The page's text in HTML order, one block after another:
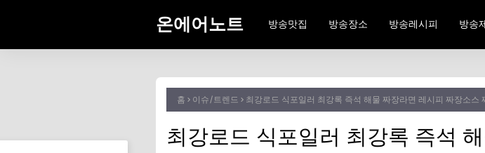
온에어노트 방송맛집 방송장소 방송레시피 방송
홈 이슈/트렌드 최강로드 식포일러 최강록 즉석 해물 짜장라면 레시피 짜장소스
최강로드 식포일러 최강록 즉석